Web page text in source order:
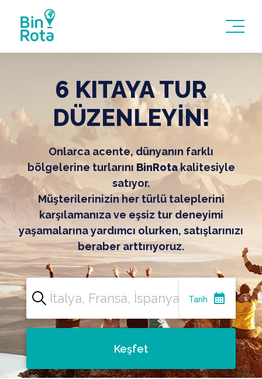
6 KITAYA TUR
DÜZENLEYİN!
Onlarca acente, dünyanın farklı
bölgelerine turlarını BinRotakalitesiyle
satıyor.
Müşterilerinizin her türlü taleplerini
karşılamanıza ve eşsiz tur deneyimi
yaşamalarına yardımcı olurken, satışlarınızı
beraber arttırıyoruz.
Tarih calendar_month
Keşfet